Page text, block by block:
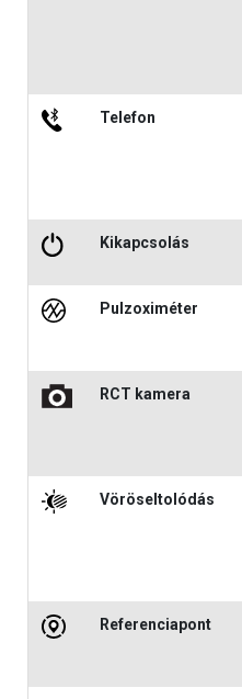
Telefon
Kikapcso​lás
Pulzoxi​méter
RCT kamera
Vöröseltolódás
Referencia​pont